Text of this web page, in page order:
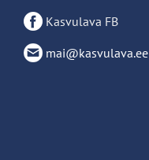
Kasvulava FB
mai@kasvulava.ee